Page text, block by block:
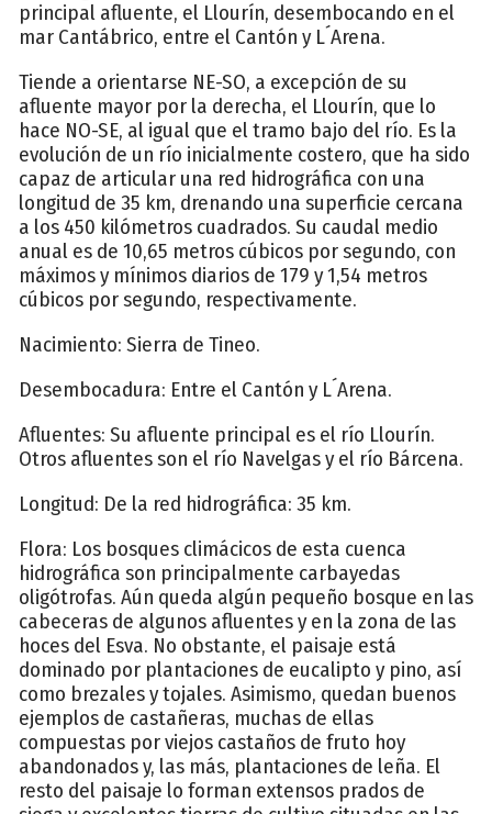
principal afluente, el Llourín, desembocando en el
mar Cantábrico, entre el Cantón y L´Arena.
Tiende a orientarse NE-SO, a excepción de su
afluente mayor por la derecha, el Llourín, que lo
hace NO-SE, al igual que el tramo bajo del río. Es la
evolución de un río inicialmente costero, que ha sido
capaz de articular una red hidrográfica con una
longitud de 35 km, drenando una superficie cercana
a los 450 kilómetros cuadrados. Su caudal medio
anual es de 10,65 metros cúbicos por segundo, con
máximos y mínimos diarios de 179 y 1,54 metros
cúbicos por segundo, respectivamente.
Nacimiento: Sierra de Tineo.
Desembocadura: Entre el Cantón y L´Arena.
Afluentes: Su afluente principal es el río Llourín.
Otros afluentes son el río Navelgas y el río Bárcena.
Longitud: De la red hidrográfica: 35 km.
Flora: Los bosques climácicos de esta cuenca
hidrográfica son principalmente carbayedas
oligótrofas. Aún queda algún pequeño bosque en las
cabeceras de algunos afluentes y en la zona de las
hoces del Esva. No obstante, el paisaje está
dominado por plantaciones de eucalipto y pino, así
como brezales y tojales. Asimismo, quedan buenos
ejemplos de castañeras, muchas de ellas
compuestas por viejos castaños de fruto hoy
abandonados y, las más, plantaciones de leña. El
resto del paisaje lo forman extensos prados de